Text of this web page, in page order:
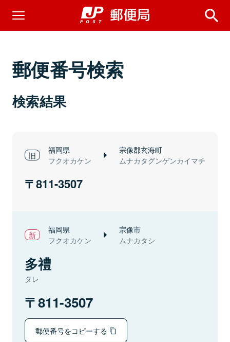
郵便番号検索
検索結果
福岡県
フクオカケン
宗像郡玄海町
ムナカタグンゲンカイマチ
811-3507
福岡県
フクオカケン
宗像市
ムナカタシ
多禮
タレ
811-3507
郵便番号をコピーする